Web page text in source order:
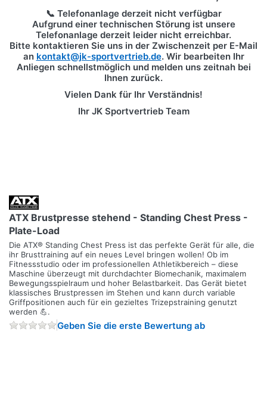
📞 Telefonanlage derzeit nicht verfügbar
Aufgrund einer technischen Störung ist unsere
Telefonanlage derzeit leider nicht erreichbar.
Bitte kontaktieren Sie uns in der Zwischenzeit per E-Mail
an kontakt@jk-sportvertrieb.de. Wir bearbeiten Ihr
Anliegen schnellstmöglich und melden uns zeitnah bei
Ihnen zurück.
Vielen Dank für Ihr Verständnis!
Ihr JK Sportvertrieb Team
ATX Brustpresse stehend - Standing Chest Press -
Plate-Load
Die ATX® Standing Chest Press ist das perfekte Gerät für alle, die
ihr Brusttraining auf ein neues Level bringen wollen! Ob im
Fitnessstudio oder im professionellen Athletikbereich – diese
Maschine überzeugt mit durchdachter Biomechanik, maximalem
Bewegungsspielraum und hoher Belastbarkeit. Das Gerät bietet
klassisches Brustpressen im Stehen und kann durch variable
Griffpositionen auch für ein gezieltes Trizepstraining genutzt
werden 💪.
Geben Sie die erste Bewertung ab